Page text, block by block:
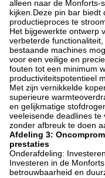
alleen naar de Monforts-
kijken.Deze pin bar biedt
productieproces te
Het bijgewerkte ontwerp
verbeterde
bestaande machines
voor een veilige en
fouten tot een minimum
productiviteitspotentieel
Met zijn vernikkelde
superieure
en gelijkmatige
veeleisende deadlines
zonder afbreuk te doen
Afdeling 3:
prestaties
Onderafdeling:
Investeren in de
betrouwbaarheid en